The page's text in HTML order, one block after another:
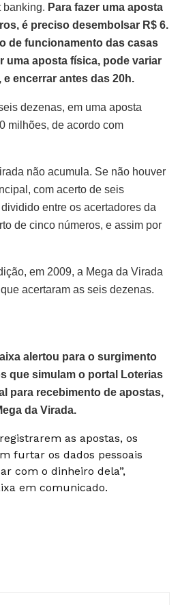
banking. Para fazer uma aposta
é preciso desembolsar R$ 6.
de funcionamento das casas
uma aposta física, pode variar
encerrar antes das 20h.
dezenas, em uma aposta
milhões, de acordo com
não acumula. Se não houver
com acerto de seis
entre os acertadores da
de cinco números, e assim por
em 2009, a Mega da Virada
acertaram as seis dezenas.
alertou para o surgimento
que simulam o portal Loterias
para recebimento de apostas,
da Virada.
as apostas, os
furtar os dados pessoais
com o dinheiro dela”,
em comunicado.